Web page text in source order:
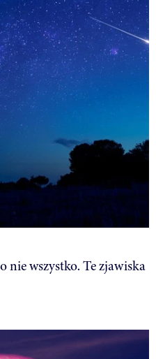
nie wszystko. Te zjawiska